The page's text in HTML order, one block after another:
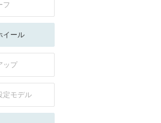
フ
イール
ップ
定モデル